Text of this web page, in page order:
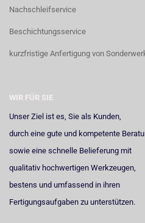
Nachschleifservice
Beschichtungsservice
kurzfristige Anfertigung von
WIR FÜR SIE
Unser Ziel ist es, Sie als Kunden,
durch eine gute und kompetente
sowie eine schnelle Belieferung mit
qualitativ hochwertigen Werkzeugen,
bestens und umfassend in ihren
Fertigungsaufgaben zu unterstützen.